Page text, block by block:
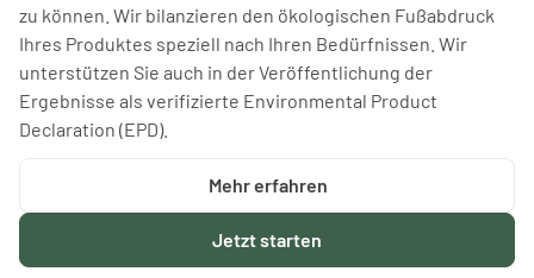
zu können. Wir bilanzieren den ökologischen Fußabdruck
Ihres Produktes speziell nach Ihren Bedürfnissen. Wir
unterstützen Sie auch in der Veröffentlichung der
Ergebnisse als verifizierte Environmental Product
Declaration (EPD).
Jetzt starten
Mehr erfahren